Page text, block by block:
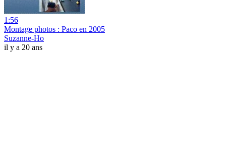
1:56
Montage photos : Paco en 2005
Suzanne-Ho
il y a 20 ans